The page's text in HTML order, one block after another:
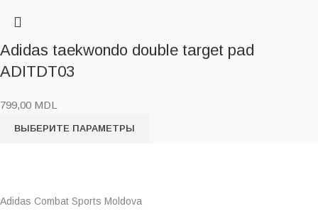
Adidas taekwondo double target pad
ADITDT03
799,00 MDL
ВЫБЕРИТЕ ПАРАМЕТРЫ
Adidas Combat Sports Moldova